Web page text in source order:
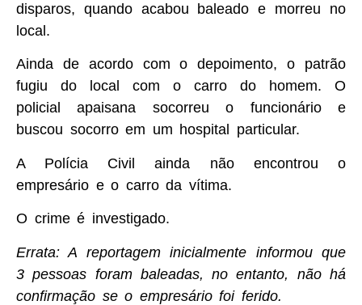
disparos, quando acabou baleado e morreu no
local.
Ainda de acordo com o depoimento, o patrão
fugiu do local com o carro do homem. O
policial apaisana socorreu o funcionário e
buscou socorro em um hospital particular.
A Polícia Civil ainda não encontrou o
empresário e o carro da vítima.
O crime é investigado.
Errata: A reportagem inicialmente informou que
3 pessoas foram baleadas, no entanto, não há
confirmação se o empresário foi ferido.